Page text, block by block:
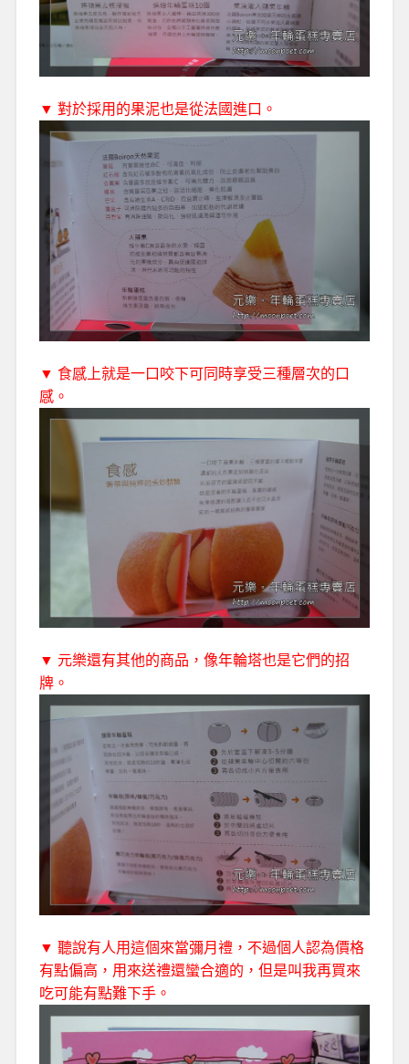
▼ 對於採用的果泥也是從法國進口。
▼ 食感上就是一口咬下可同時享受三種層次的口
感。
▼ 元樂還有其他的商品，像年輪塔也是它們的招
牌。
▼ 聽說有人用這個來當彌月禮，不過個人認為價格
有點偏高，用來送禮還蠻合適的，但是叫我再買來
吃可能有點難下手。